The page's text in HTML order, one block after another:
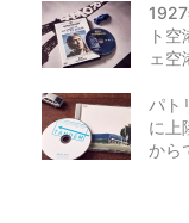
ト
ェ空
パト
に上
から